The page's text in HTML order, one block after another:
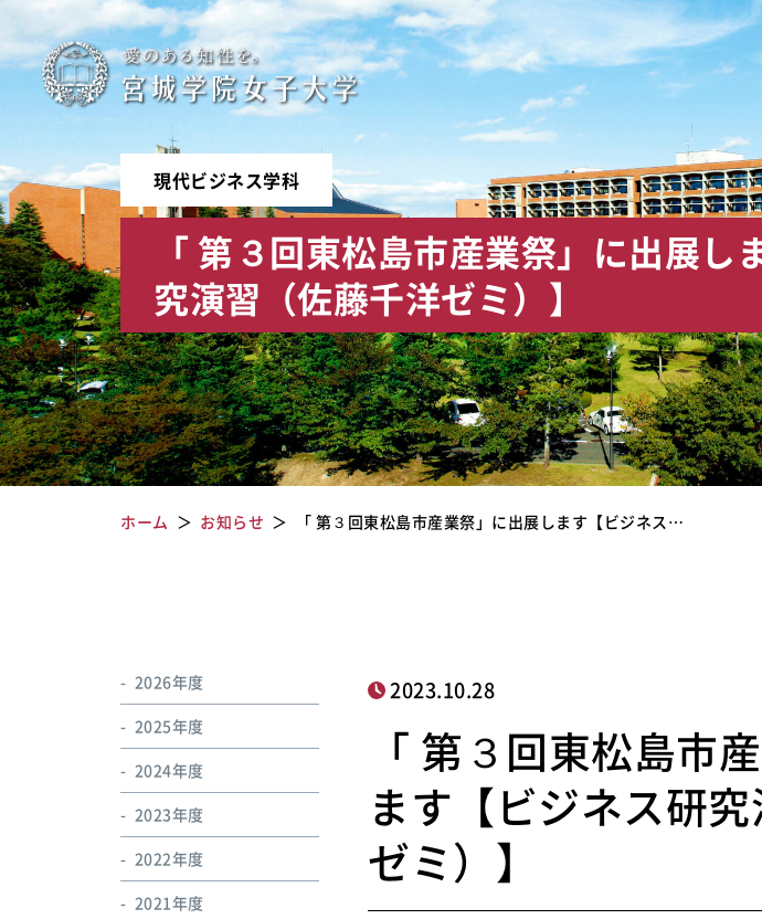
宮
城
学
院
女
子
大
学
現代ビジネス学科
「 第３回東松島市産業祭」に出展し
究演習（佐藤千洋ゼミ）】
ホーム お知らせ 「 第３回東松島市産業祭」に出展します【ビジネス…
2023.10.28
「 第３回東松島市
ます【ビジネス研
ゼミ）】
2026年度
2025年度
2024年度
2023年度
2022年度
2021年度